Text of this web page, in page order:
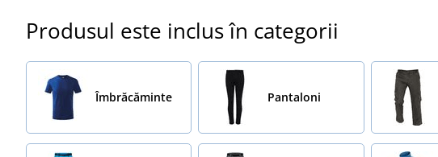
Produsul este inclus în categorii
Îmbrăcăminte Pantaloni